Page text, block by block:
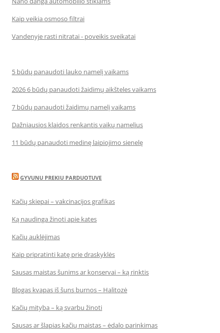
Kaip veikia osmoso filtrai
Vandenyje rasti nitratai - poveikis sveikatai
5 būdų panaudoti lauko namelį vaikams
2026 6 būdų panaudoti žaidimų aikšteles vaikams
7 būdų panaudoti žaidimų namelį vaikams
Dažniausios klaidos renkantis vaikų namelius
11 būdų panaudoti medinę laipiojimo sienelę
GYVUNU PREKIU PARDUOTUVE
Kačių skiepai – vakcinacijos grafikas
Ką naudinga žinoti apie kates
Kačių auklėjimas
Kaip pripratinti katę prie draskyklės
Sausas maistas šunims ar konservai – ką rinktis
Blogas kvapas iš šuns burnos – Halitozė
Kačių mityba – ką svarbu žinoti
Sausas ar šlapias kačių maistas – ėdalo parinkimas